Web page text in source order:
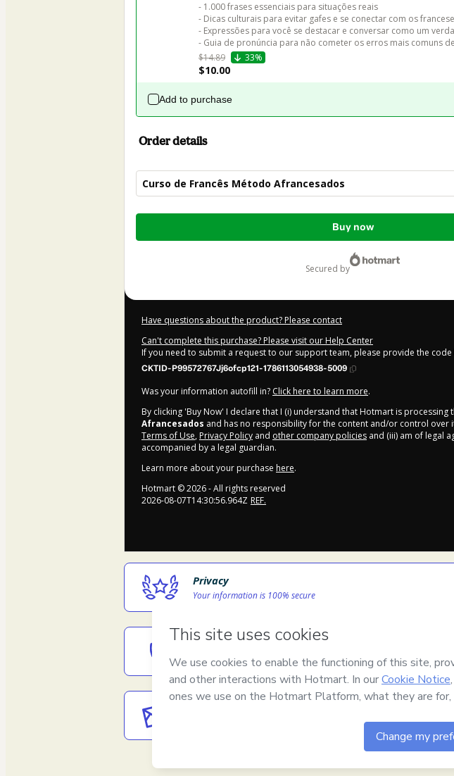
- 1.000 frases essenciais para situações reais
- Dicas culturais para evitar gafes e se conectar com os
- Expressões para você se destacar e conversar como um
- Guia de pronúncia para não cometer os erros mais comuns
$14.89
33%
$10.00
Add to purchase
Order details
Curso de Francês Método Afrancesados
Total
Buy now
secured by
Have questions about the product? Please contact
Can't complete this purchase? Please visit our Help Center
If you need to submit a request to our support team, please provide the code
CKTID-P99572767Jj6ofcp121-1786113054938-5009
Was your information autofill in? Click here to learn more.
By clicking 'Buy Now' I declare that I (i) understand that Hotmart is
Afrancesados and has no responsibility for the content and/or control over
Terms of Use, Privacy Policy and other company policies and (iii) am of legal
accompanied by a legal guardian.
Learn more about your purchase here.
Hotmart ©2026- All rights reserved
2026-08-07T14:30:56.964Z REF.
Privacy
Your information is 100% secure
Safe purchase
Secure and authenticated environment